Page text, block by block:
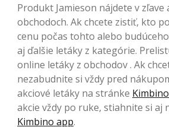
Produkt Jamieson nájdete v zľave
obchodoch. Ak chcete zistiť, kto
cenu počas tohto alebo
aj ďalšie letáky z kategórie.
online letáky z obchodov . Ak
nezabudnite si vždy pred
akciové letáky na stránke
akcie vždy po ruke, stiahnite si aj
Kimbino app.